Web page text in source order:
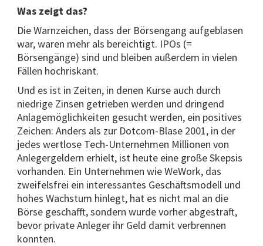
Was zeigt das?
Die Warnzeichen, dass der Börsengang aufgeblasen
war, waren mehr als bereichtigt. IPOs (=
Börsengänge) sind und bleiben außerdem in vielen
Fällen hochriskant.
Und es ist in Zeiten, in denen Kurse auch durch
niedrige Zinsen getrieben werden und dringend
Anlagemöglichkeiten gesucht werden, ein positives
Zeichen: Anders als zur Dotcom-Blase 2001, in der
jedes wertlose Tech-Unternehmen Millionen von
Anlegergeldern erhielt, ist heute eine große Skepsis
vorhanden. Ein Unternehmen wie WeWork, das
zweifelsfrei ein interessantes Geschäftsmodell und
hohes Wachstum hinlegt, hat es nicht mal an die
Börse geschafft, sondern wurde vorher abgestraft,
bevor private Anleger ihr Geld damit verbrennen
konnten.